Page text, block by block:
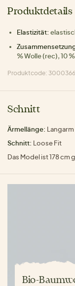
Produktdetails
Elastizität:
% Wolle (rec), 10
Produktcode:
Schnitt
Ärmellänge: Langarm
Schnitt: Loose Fit
Das Model ist 178 cm
Bio-